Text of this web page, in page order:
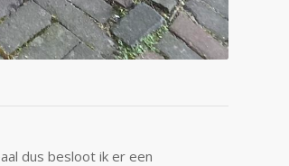
dus besloot ik er een